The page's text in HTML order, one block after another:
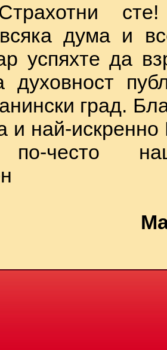
дума и
успяхте да
духовност
град.
и най-
по-често